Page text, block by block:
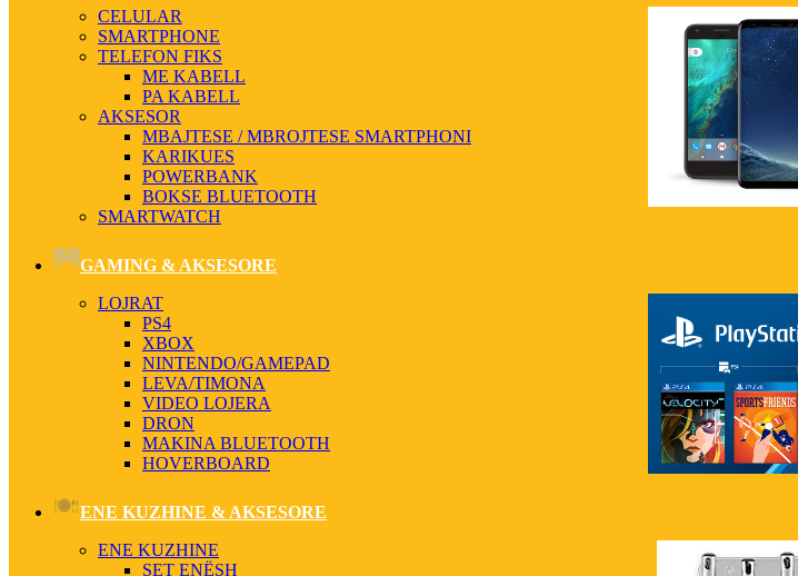
CELULAR
SMARTPHONE
TELEFON FIKS
ME KABELL
PA KABELL
AKSESOR
MBAJTESE / MBROJTESE SMARTPHONI
KARIKUES
POWERBANK
BOKSE BLUETOOTH
SMARTWATCH
GAMING & AKSESORE
LOJRAT
PS4
XBOX
NINTENDO/GAMEPAD
LEVA/TIMONA
VIDEO LOJERA
DRON
MAKINA BLUETOOTH
HOVERBOARD
ENE KUZHINE & AKSESORE
ENE KUZHINE
SET ENËSH